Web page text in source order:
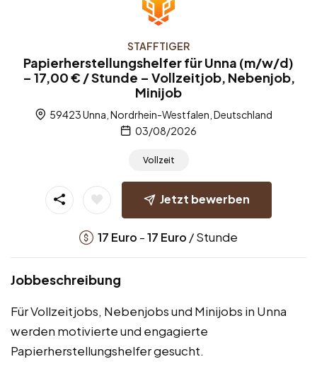
STAFFTIGER
Papierherstellungshelfer für Unna (m/w/d)
– 17,00 € / Stunde – Vollzeitjob, Nebenjob,
Minijob
59423 Unna, Nordrhein-Westfalen, Deutschland
03/08/2026
Vollzeit
Jetzt bewerben
17 Euro -17 Euro / Stunde
Jobbeschreibung
Für Vollzeitjobs, Nebenjobs und Minijobs in Unna
werden motivierte und engagierte
Papierherstellungshelfer gesucht.